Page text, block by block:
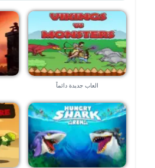
العاب جديدة دائماً